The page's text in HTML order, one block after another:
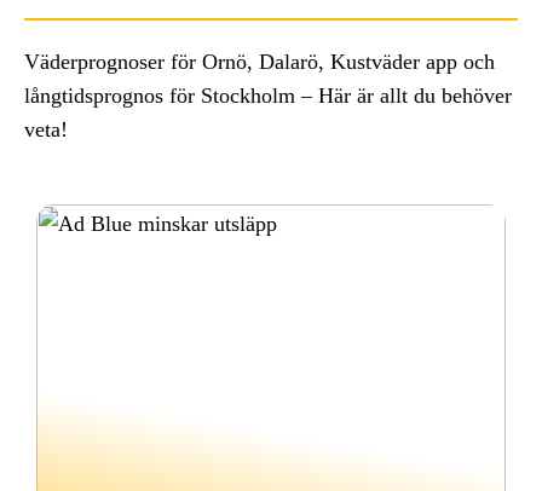
Väderprognoser för Ornö, Dalarö, Kustväder app och
långtidsprognos för Stockholm – Här är allt du behöver
veta!